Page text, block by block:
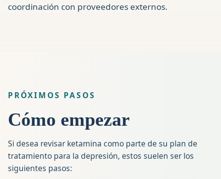
coordinación con proveedores externos.
PRÓXIMOS PASOS
Cómo empezar
Si desea revisar ketamina como parte de su plan de
tratamiento para la depresión, estos suelen ser los
siguientes pasos: